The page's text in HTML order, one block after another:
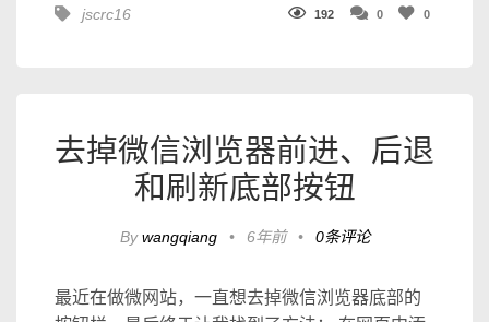
jscrc16 192 0 0
去掉微信浏览器前进、后退
和刷新底部按钮
Bywangqiang • 6年前 • 0条评论
最近在做微网站，一直想去掉微信浏览器底部的